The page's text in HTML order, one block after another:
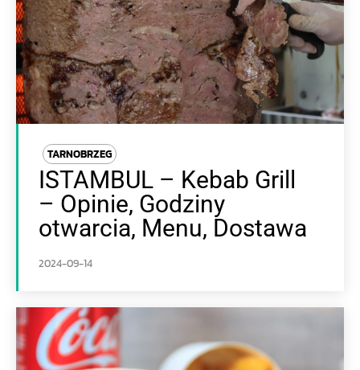
TARNOBRZEG
ISTAMBUL – Kebab Grill
– Opinie, Godziny
otwarcia, Menu, Dostawa
2024-09-14